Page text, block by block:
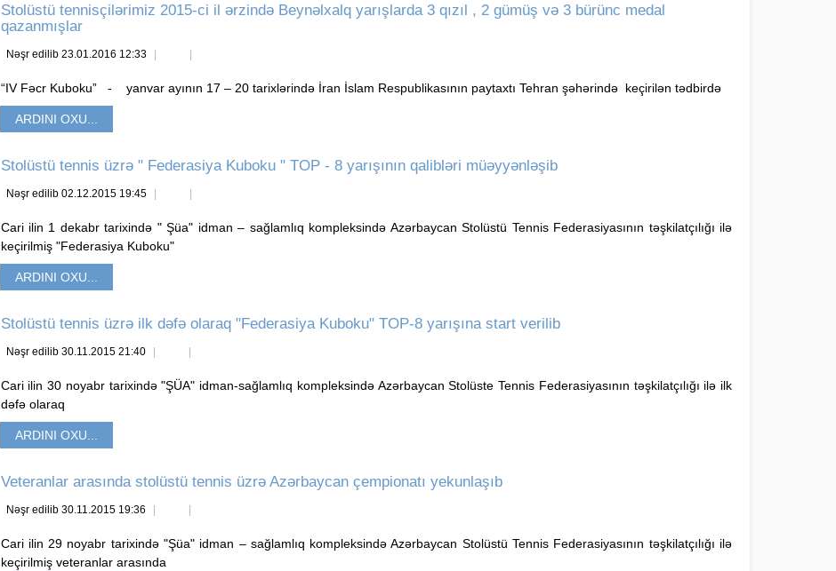
Stolüstü tennisçilərimiz 2015-ci il ərzində Beynəlxalq yarışlarda 3 qızıl , 2 gümüş və 3 bürünc medal
qazanmışlar
Nəşr edilib 23.01.2016 12:33
“IV Fəcr Kuboku” - yanvar ayının 17 – 20 tarixlərində İran İslam Respublikasının paytaxtı Tehran şəhərində keçirilən tədbirdə
ARDINI OXU...
Stolüstü tennis üzrə " Federasiya Kuboku " TOP - 8 yarışının qalibləri müəyyənləşib
Nəşr edilib 02.12.2015 19:45
Cari ilin 1 dekabr tarixində " Şüa" idman – sağlamlıq kompleksində Azərbaycan Stolüstü Tennis Federasiyasının təşkilatçılığı ilə
keçirilmiş "Federasiya Kuboku"
ARDINI OXU...
Stolüstü tennis üzrə ilk dəfə olaraq "Federasiya Kuboku" TOP-8 yarışına start verilib
Nəşr edilib 30.11.2015 21:40
Cari ilin 30 noyabr tarixində "ŞÜA" idman-sağlamlıq kompleksində Azərbaycan Stolüste Tennis Federasiyasının təşkilatçılığı ilə ilk
dəfə olaraq
ARDINI OXU...
Veteranlar arasında stolüstü tennis üzrə Azərbaycan çempionatı yekunlaşıb
Nəşr edilib 30.11.2015 19:36
Cari ilin 29 noyabr tarixində "Şüa" idman – sağlamlıq kompleksində Azərbaycan Stolüstü Tennis Federasiyasının təşkilatçılığı ilə
keçirilmiş veteranlar arasında